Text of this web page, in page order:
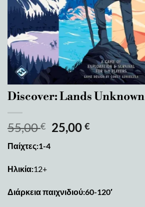
Discover: Lands Unknown
55,00€ 25,00€
Παίχτες:1-4
Ηλικία:12+
Διάρκεια παιχνιδιού:60-120′